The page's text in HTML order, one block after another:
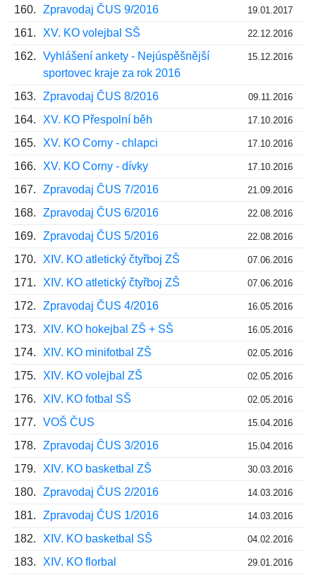
160. Zpravodaj ČUS 9/2016 19.01.2017
161. XV. KO volejbal SŠ 22.12.2016
162.
Vyhlášení ankety - Nejúspěšnější
sportovec kraje za rok 2016
15.12.2016
163. Zpravodaj ČUS 8/2016 09.11.2016
164. XV. KO Přespolní běh 17.10.2016
165. XV. KO Corny - chlapci 17.10.2016
166. XV. KO Corny - dívky 17.10.2016
167. Zpravodaj ČUS 7/2016 21.09.2016
168. Zpravodaj ČUS 6/2016 22.08.2016
169. Zpravodaj ČUS 5/2016 22.08.2016
170. XIV. KO atletický čtyřboj ZŠ 07.06.2016
171. XIV. KO atletický čtyřboj ZŠ 07.06.2016
172. Zpravodaj ČUS 4/2016 16.05.2016
173. XIV. KO hokejbal ZŠ + SŠ 16.05.2016
174. XIV. KO minifotbal ZŠ 02.05.2016
175. XIV. KO volejbal ZŠ 02.05.2016
176. XIV. KO fotbal SŠ 02.05.2016
177. VOŠ ČUS 15.04.2016
178. Zpravodaj ČUS 3/2016 15.04.2016
179. XIV. KO basketbal ZŠ 30.03.2016
180. Zpravodaj ČUS 2/2016 14.03.2016
181. Zpravodaj ČUS 1/2016 14.03.2016
182. XIV. KO basketbal SŠ 04.02.2016
183. XIV. KO florbal 29.01.2016